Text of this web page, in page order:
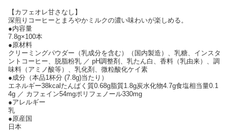
【カフェオレ甘さなし】
深煎りコーヒーとまろやかミルクの濃い味わいが楽しめる。
●内容量
7.8g×100本
●原材料
クリーミングパウダー（乳成分を含む）（国内製造）、乳糖、インスタ
ントコーヒー、脱脂粉乳 ／ pH調整剤、乳たん白、香料（乳由来）、調
味料（アミノ酸等）、乳化剤、微粒酸化ケイ素
●成分（本品1杯分 (7.8g)当たり）
エネルギー38kcalたんぱく質0.68g脂質1.8g炭水化物4.7g食塩相当量0.1
4g ／ カフェイン54mgポリフェノール330mg
●アレルギー
乳
●原産国
日本